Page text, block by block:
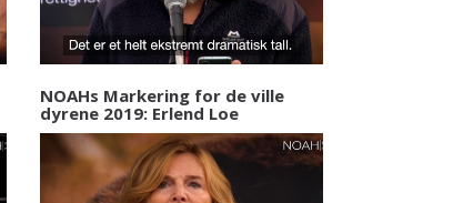
NOAHs Markering for de ville
dyrene 2019: Erlend Loe